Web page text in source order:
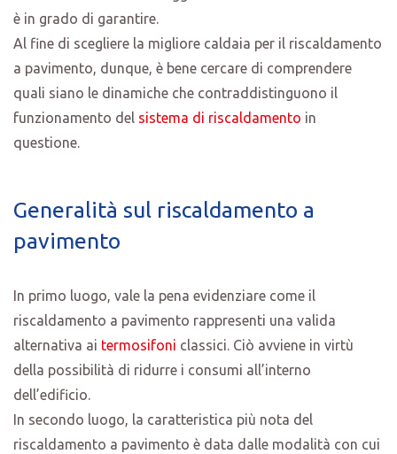
è in grado di garantire.
Al fine di scegliere la migliore caldaia per il riscaldamento
a pavimento, dunque, è bene cercare di comprendere
quali siano le dinamiche che contraddistinguono il
funzionamento del sistema di riscaldamento in
questione.
Generalità sul riscaldamento a
pavimento
In primo luogo, vale la pena evidenziare come il
riscaldamento a pavimento rappresenti una valida
alternativa ai termosifoni classici. Ciò avviene in virtù
della possibilità di ridurre i consumi all’interno
dell’edificio.
In secondo luogo, la caratteristica più nota del
riscaldamento a pavimento è data dalle modalità con cui